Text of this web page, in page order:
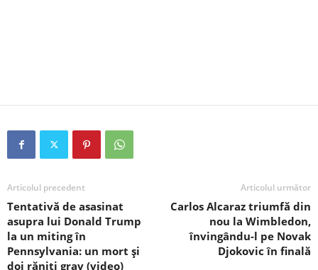
Articolul precedent
Tentativă de asasinat
asupra lui Donald Trump
la un miting în
Pennsylvania: un mort și
doi răniți grav (video)
Articolul următor
Carlos Alcaraz triumfă din
nou la Wimbledon,
învingându-l pe Novak
Djokovic în finală